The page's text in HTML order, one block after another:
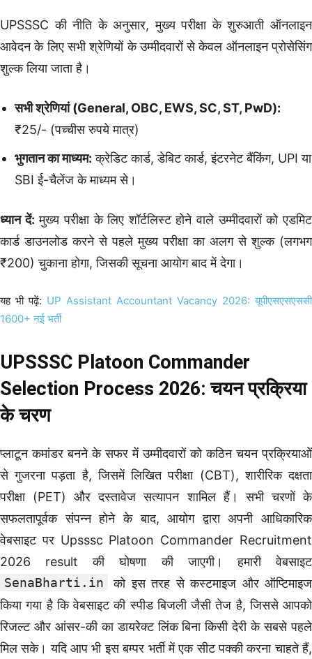
UPSSSC की नीति के अनुसार, मुख्य परीक्षा के शुरुआती ऑनलाइन
आवेदन के लिए सभी श्रेणियों के उम्मीदवारों से केवल ऑनलाइन प्रोसेसिंग
शुल्क लिया जाता है।
सभी श्रेणियां (General, OBC, EWS, SC, ST, PwD):
₹25/- (पच्चीस रुपये मात्र)
भुगतान का माध्यम: क्रेडिट कार्ड, डेबिट कार्ड, इंटरनेट बैंकिंग, UPI या
SBI ई-चैलेंज के माध्यम से।
ध्यान दें: मुख्य परीक्षा के लिए शॉर्टलिस्ट होने वाले उम्मीदवारों को एडमिट
कार्ड डाउनलोड करने से पहले मुख्य परीक्षा का अलग से शुल्क (लगभग
₹200) चुकाना होगा, जिसकी सूचना आयोग बाद में देगा।
यह भी पढ़ें: UP Assistant Accountant Vacancy 2026: यूपीएसएसएससी
1600+ नई भर्ती
UPSSSC Platoon Commander
Selection Process 2026: चयन प्रक्रिया
के चरण
प्लाटून कमांडर बनने के सफर में उम्मीदवारों को कठिन चयन प्रक्रियाओं
से गुजरना पड़ता है, जिसमें लिखित परीक्षा (CBT), शारीरिक दक्षता
परीक्षा (PET) और दस्तावेज सत्यापन शामिल हैं। सभी चरणों के
सफलतापूर्वक संपन्न होने के बाद, आयोग द्वारा अपनी आधिकारिक
वेबसाइट पर Upsssc Platoon Commander Recruitment
2026 result की घोषणा की जाएगी। हमारी वेबसाइट
SenaBharti.in
को इस तरह से कस्टमाइज और ऑप्टिमाइज
किया गया है कि वेबसाइट की स्पीड बिजली जैसी तेज है, जिससे आपको
रिजल्ट और आंसर-की का डायरेक्ट लिंक बिना किसी देरी के सबसे पहले
मिल सके। यदि आप भी इस बम्पर भर्ती में एक सीट पक्की करना चाहते हैं,